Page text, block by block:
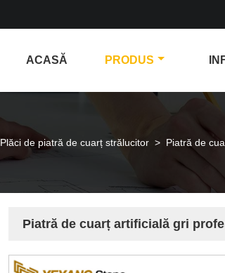
ACASĂ PRODUS
Plăci de piatră de cuarț strălucitor > Piatră de
Piatră de cuarț artificială gri